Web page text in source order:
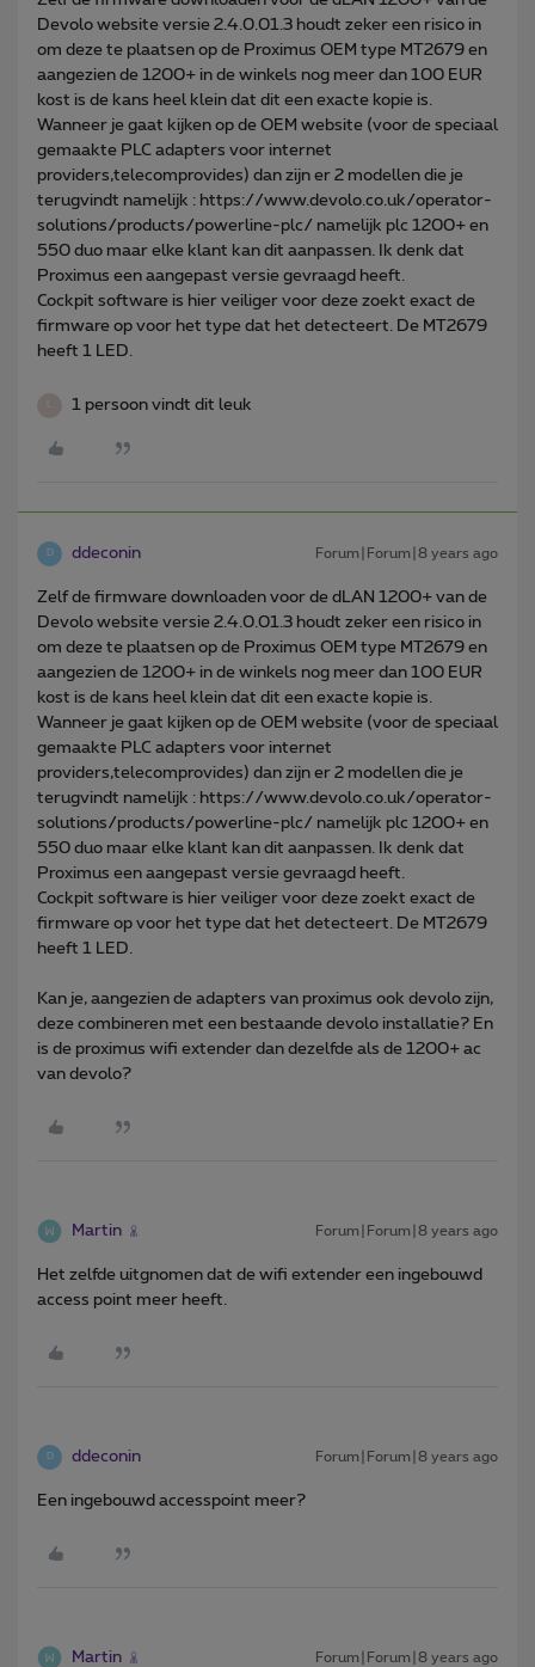
Devolo website versie 2.4.0.01.3 houdt zeker een risico in
om deze te plaatsen op de Proximus OEM type MT2679 en
aangezien de 1200+ in de winkels nog meer dan 100 EUR
kost is de kans heel klein dat dit een exacte kopie is.
Wanneer je gaat kijken op de OEM website (voor de speciaal
gemaakte PLC adapters voor internet
providers,telecomprovides) dan zijn er 2 modellen die je
terugvindt namelijk : https://www.devolo.co.uk/operator-
solutions/products/powerline-plc/ namelijk plc 1200+ en
550 duo maar elke klant kan dit aanpassen. Ik denk dat
Proximus een aangepast versie gevraagd heeft.
Cockpit software is hier veiliger voor deze zoekt exact de
firmware op voor het type dat het detecteert. De MT2679
heeft 1 LED.
1 persoon vindt dit leuk
D ddeconin Forum|Forum|8 years ago
Zelf de firmware downloaden voor de dLAN 1200+ van de
Devolo website versie 2.4.0.01.3 houdt zeker een risico in
om deze te plaatsen op de Proximus OEM type MT2679 en
aangezien de 1200+ in de winkels nog meer dan 100 EUR
kost is de kans heel klein dat dit een exacte kopie is.
Wanneer je gaat kijken op de OEM website (voor de speciaal
gemaakte PLC adapters voor internet
providers,telecomprovides) dan zijn er 2 modellen die je
terugvindt namelijk : https://www.devolo.co.uk/operator-
solutions/products/powerline-plc/ namelijk plc 1200+ en
550 duo maar elke klant kan dit aanpassen. Ik denk dat
Proximus een aangepast versie gevraagd heeft.
Cockpit software is hier veiliger voor deze zoekt exact de
firmware op voor het type dat het detecteert. De MT2679
heeft 1 LED.
Kan je, aangezien de adapters van proximus ook devolo zijn,
deze combineren met een bestaande devolo installatie? En
is de proximus wifi extender dan dezelfde als de 1200+ ac
van devolo?
Martin Forum|Forum|8 years ago
Het zelfde uitgnomen dat de wifi extender een ingebouwd
access point meer heeft.
D ddeconin Forum|Forum|8 years ago
Een ingebouwd accesspoint meer?
Martin Forum|Forum|8 years ago